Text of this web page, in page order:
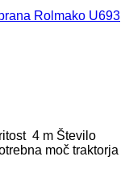
Rolmako U693
4 m Število
moč traktorja